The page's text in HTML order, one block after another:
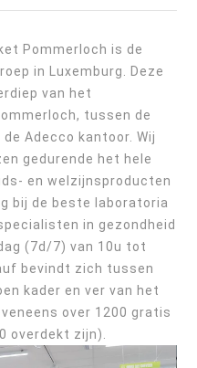
Pommerloch is de
in Luxemburg. Deze
van het
tussen de
Adecco kantoor. Wij
gedurende het hele
en welzijnsproducten
bij de beste laboratoria
in gezondheid
(7d/7) van 10u tot
bevindt zich tussen
kader en ver van het
over 1200 gratis
overdekt zijn).